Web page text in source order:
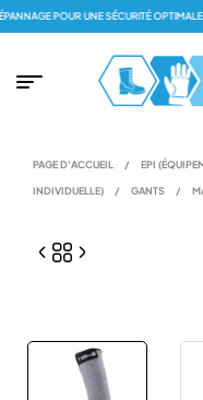
POUR UNE SÉCURITÉ OPTIMALE.
PAGE D'ACCUEIL / EPI
INDIVIDUELLE) / GANTS /